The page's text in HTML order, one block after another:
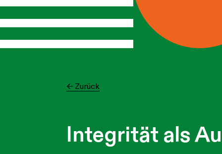
← Zurück
Integrität als